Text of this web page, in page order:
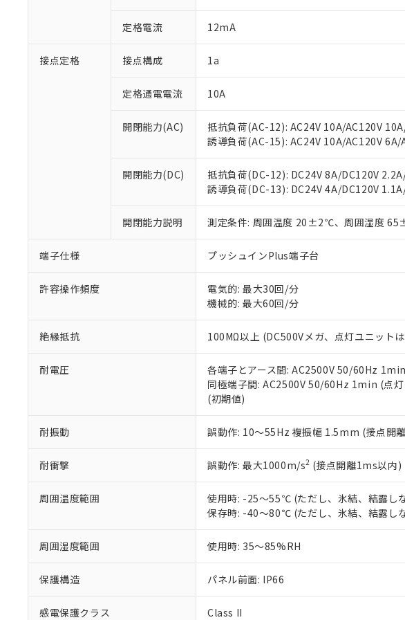
定格電流 12mA
接点定格 接点構成 1a
定格通電電流 10A
開閉能力(AC)
抵抗負荷(AC-12): AC24V 10A/AC120V
誘導負荷(AC-15): AC24V 10A/AC120V
開閉能力(DC)
抵抗負荷(DC-12): DC24V 8A/DC120V
誘導負荷(DC-13): DC24V 4A/DC120V
開閉能力説明 測定条件: 周囲温度 20±2℃、周囲湿度
端子仕様 プッシュインPlus端子台
許容操作頻度
電気的: 最大30回/分
機械的: 最大60回/分
絶縁抵抗 100MΩ以上 (DC500Vメガ、点灯ユニット
耐電圧
各端子とアース間: AC2500V 50/60Hz 1min
同極端子間: AC2500V 50/60Hz 1min (点
(初期値)
耐振動 誤動作: 10～55Hz 複振幅 1.5mm (接点開
耐衝撃 誤動作: 最大1000m/s2 (接点開離1ms以内)
周囲温度範囲
使用時: -25～55℃ (ただし、氷結、結露し
保存時: -40～80℃ (ただし、氷結、結露し
周囲湿度範囲 使用時: 35～85%RH
保護構造 パネル前面: IP66
感電保護クラス Class II
以下の条件をお読みいただき、同意の
くものです。
在庫状況および標準価格照会結果
正式な納期状況および標準価格は
当社販売員にご相談ください。
オムロン制御機器販売店や当社販
す。
マイパーツ機能（部品リスト作成
ている必要があります。
お客様が当ウェブサイト上で当社
が、当社の製品・サービスに関す
さい。
*EU RoHS指令（10物質）：
鉛(Pb) 1000ppm以下、 水銀(Hg) 1000ppm以下、
ル（DBP） 1000ppm以下、フタル酸ジイソブチ
フタル酸エステル類の４物質については閾値を超
※2 対応予定月
※3 非含有証明書ダウンロード
下記の非含有証明書をダウンロードする
EU RoHS指令（10物質）の非含有証明書
51物質の非含有証明書（当社基準）
※本証明書は発行日時点で非含有を証明
また、RoHS指令のフタル酸エステル
混在することから備考欄に対応日を記載
既に当社にて対応品への在庫切替を完
り割愛しております。
「○」：最大均質材料含有率が中国
「×」：最大均質材料含有率が中国
「－」：未確認です。当社販売部門へ
Cr(Ⅵ)(六価クロム) : 1000ppm、 PBBs(ポリ臭化ビ
DEHP(フタル酸ビス(2-エチルヘキシル)) : 1000ppm
※2 環境保護使用期限
「ｅ」：有害物質（10物質）のすべて
「10」：通常の使用状況下において有
「－」：未確認です。当社販売部門へ
う）を輸出または国外への提供す
当社は規制貨物を破棄する場合は
当社は貴社製品を、核兵器、ミサ
置等に一切使用いたしません。
当社は、貴社製品を第三者に販売
また当社は、販売先および販売に
合意
△ 一定数には満たないが在庫あ
－
在庫なし(最新の在庫状況に
機器販売店・当社販売員にご
空
白
受注生産機種、また在庫状況